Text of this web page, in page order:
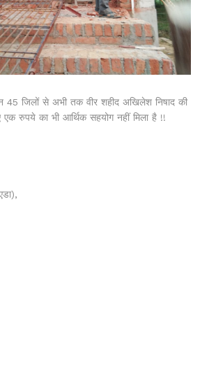
जिलों से अभी तक वीर शहीद अखिलेश निषाद की
एक रुपये का भी आर्थिक सहयोग नहीं मिला है !!